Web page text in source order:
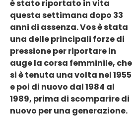
è stato riportato in vita
questa settimana dopo 33
anni di assenza. Vos è stata
una delle principali forze di
pressione per riportare in
auge la corsa femminile, che
si è tenuta una volta nel 1955
e poi di nuovo dal 1984 al
1989, prima di scomparire di
nuovo per una generazione.